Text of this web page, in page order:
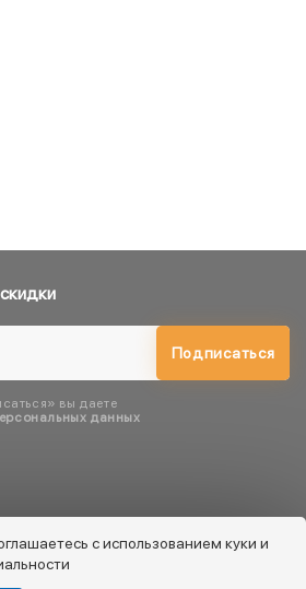
Подписаться
вы даете
данных
с использованием куки и